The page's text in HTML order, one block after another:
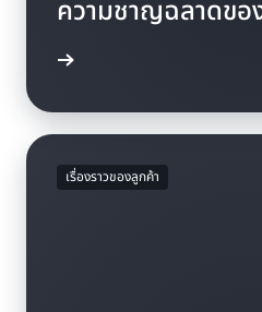
ความชาญฉลาดข
เรื่องราวของลูกค้า